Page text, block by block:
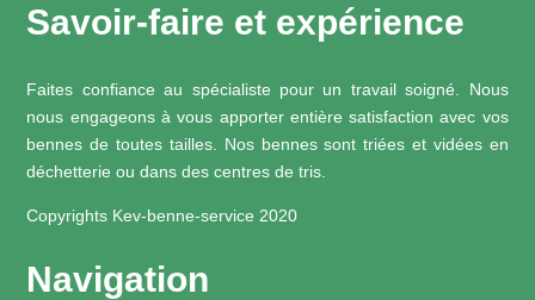
Savoir-faire et expérience
Faites confiance au spécialiste pour un travail soigné. Nous
nous engageons à vous apporter entière satisfaction avec vos
bennes de toutes tailles. Nos bennes sont triées et vidées en
déchetterie ou dans des centres de tris.
Copyrights Kev-benne-service 2020
Navigation